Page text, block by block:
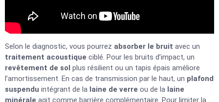
Selon le diagnostic, vous pourrez absorber le bruit avec un
traitement acoustique ciblé. Pour les bruits d’impact, un
revêtement de sol plus résilient ou un tapis épais améliore
l’amortissement. En cas de transmission par le haut, un plafond
suspendu intégrant de la laine de verre ou de la laine
minérale agit comme barrière complémentaire. Pour limiter la